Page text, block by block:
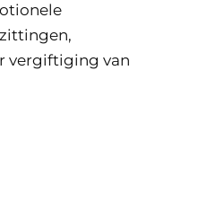
vergiftiging van